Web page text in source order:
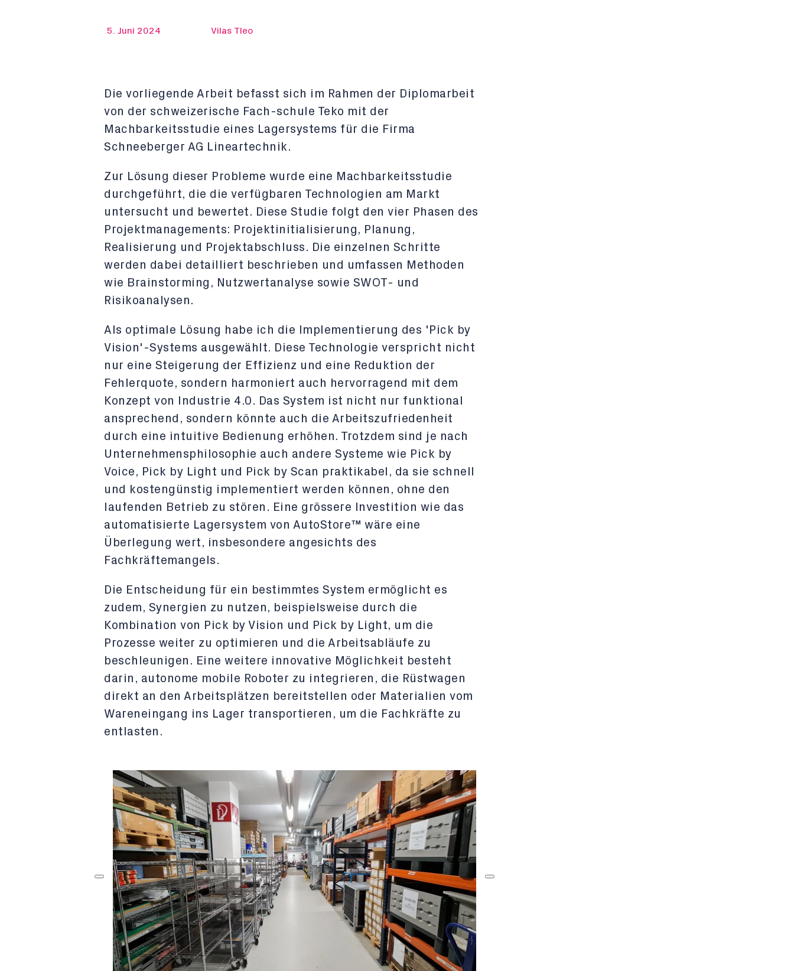
5. Juni 2024 Vilas Tleo
Die vorliegende Arbeit befasst sich im Rahmen der Diplomarbeit
von der schweizerische Fach-schule Teko mit der
Machbarkeitsstudie eines Lagersystems für die Firma
Schneeberger AG Lineartechnik.
Zur Lösung dieser Probleme wurde eine Machbarkeitsstudie
durchgeführt, die die verfügbaren Technologien am Markt
untersucht und bewertet. Diese Studie folgt den vier Phasen des
Projektmanagements: Projektinitialisierung, Planung,
Realisierung und Projektabschluss. Die einzelnen Schritte
werden dabei detailliert beschrieben und umfassen Methoden
wie Brainstorming, Nutzwertanalyse sowie SWOT- und
Risikoanalysen.
Als optimale Lösung habe ich die Implementierung des 'Pick by
Vision'-Systems ausgewählt. Diese Technologie verspricht nicht
nur eine Steigerung der Effizienz und eine Reduktion der
Fehlerquote, sondern harmoniert auch hervorragend mit dem
Konzept von Industrie 4.0. Das System ist nicht nur funktional
ansprechend, sondern könnte auch die Arbeitszufriedenheit
durch eine intuitive Bedienung erhöhen. Trotzdem sind je nach
Unternehmensphilosophie auch andere Systeme wie Pick by
Voice, Pick by Light und Pick by Scan praktikabel, da sie schnell
und kostengünstig implementiert werden können, ohne den
laufenden Betrieb zu stören. Eine grössere Investition wie das
automatisierte Lagersystem von AutoStore™ wäre eine
Überlegung wert, insbesondere angesichts des
Fachkräftemangels.
Die Entscheidung für ein bestimmtes System ermöglicht es
zudem, Synergien zu nutzen, beispielsweise durch die
Kombination von Pick by Vision und Pick by Light, um die
Prozesse weiter zu optimieren und die Arbeitsabläufe zu
beschleunigen. Eine weitere innovative Möglichkeit besteht
darin, autonome mobile Roboter zu integrieren, die Rüstwagen
direkt an den Arbeitsplätzen bereitstellen oder Materialien vom
Wareneingang ins Lager transportieren, um die Fachkräfte zu
entlasten.